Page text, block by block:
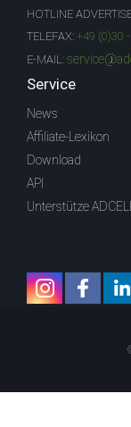
HOTLINE
TELEFAX: +49 (0)30
E-MAIL:
Service
News
Affiliate-Lexikon
Download
API
Unterstütze ADCELL